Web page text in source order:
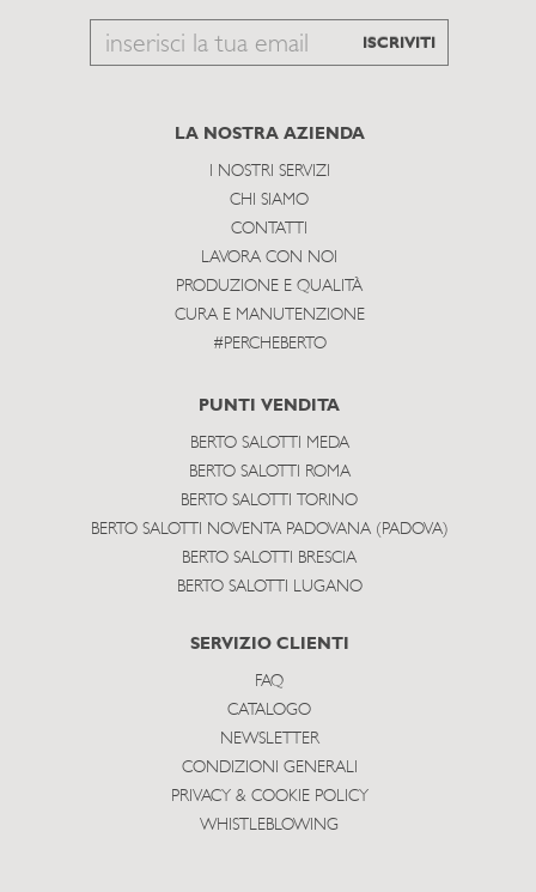
Email
subscribe
ISCRIVITI
LA NOSTRA AZIENDA
I NOSTRI SERVIZI
CHI SIAMO
CONTATTI
LAVORA CON NOI
PRODUZIONE E QUALITÀ
CURA E MANUTENZIONE
#PERCHEBERTO
PUNTI VENDITA
BERTO SALOTTI MEDA
BERTO SALOTTI ROMA
BERTO SALOTTI TORINO
BERTO SALOTTI NOVENTA PADOVANA (PADOVA)
BERTO SALOTTI BRESCIA
BERTO SALOTTI LUGANO
SERVIZIO CLIENTI
FAQ
CATALOGO
NEWSLETTER
CONDIZIONI GENERALI
PRIVACY & COOKIE POLICY
WHISTLEBLOWING